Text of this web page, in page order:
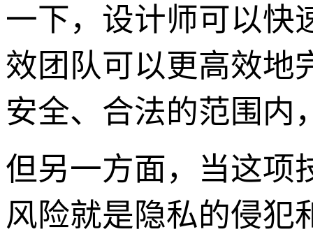
一下，设计师可以快
效团队可以更高效地
安全、合法的范围内
但另一方面，当这项
风险就是隐私的侵犯